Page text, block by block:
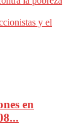
y el
en